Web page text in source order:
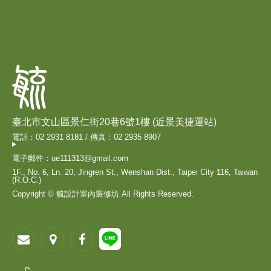
臺北市文山區景仁街20巷6號1樓 (近景美捷運站)
電話：02 2931 8181 / 傳真：02 2935 8907
電子郵件：ue111313@gmail.com
1F., No. 6, Ln. 20, Jingren St., Wenshan Dist., Taipei City 116, Taiwan
(R.O.C.)
Copyright © 毓設計室內裝修坊 All Rights Reserved.